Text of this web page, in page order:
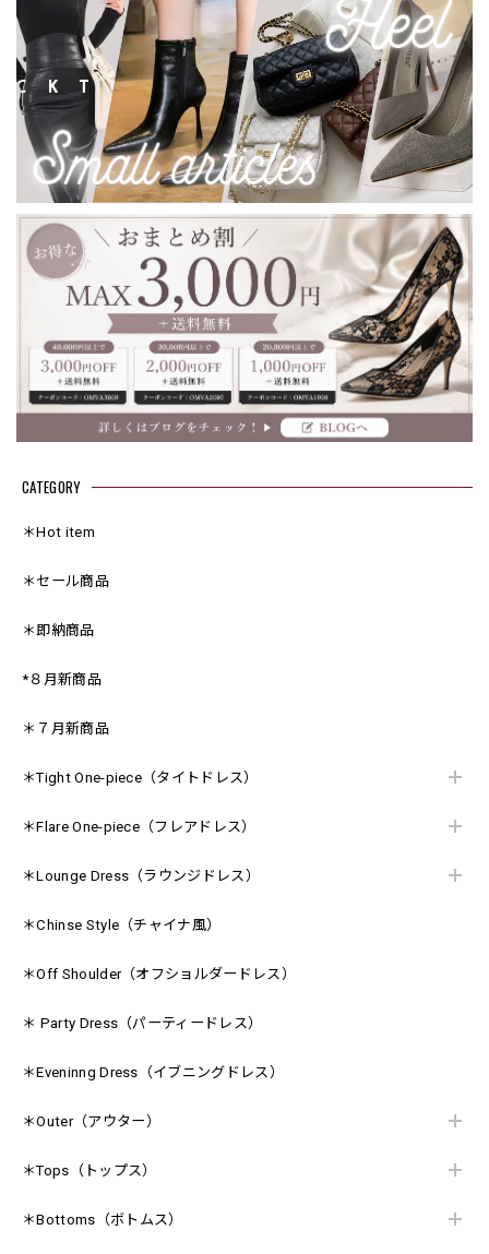
CATEGORY
＊Hot item
＊セール商品
＊即納商品
*８月新商品
＊７月新商品
＊Tight One-piece（タイトドレス）
＊Flare One-piece（フレアドレス）
＊Lounge Dress（ラウンジドレス）
＊Chinse Style（チャイナ風）
＊Off Shoulder（オフショルダードレス）
＊ Party Dress（パーティードレス）
＊Eveninng Dress（イブニングドレス）
＊Outer（アウター）
＊Tops（トップス）
＊Bottoms（ボトムス）